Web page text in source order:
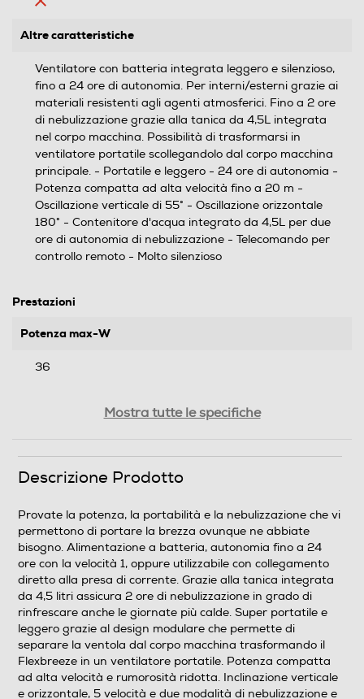
Altre caratteristiche
Ventilatore con batteria integrata leggero e silenzioso,
fino a 24 ore di autonomia. Per interni/esterni grazie ai
materiali resistenti agli agenti atmosferici. Fino a 2 ore
di nebulizzazione grazie alla tanica da 4,5L integrata
nel corpo macchina. Possibilità di trasformarsi in
ventilatore portatile scollegandolo dal corpo macchina
principale. - Portatile e leggero - 24 ore di autonomia -
Potenza compatta ad alta velocità fino a 20 m -
Oscillazione verticale di 55° - Oscillazione orizzontale
180° - Contenitore d'acqua integrato da 4,5L per due
ore di autonomia di nebulizzazione - Telecomando per
controllo remoto - Molto silenzioso
Prestazioni
Potenza max-W
36
Base oscillante
Spia di funzionamento
Altezza regolabile
Mostra tutte le specifiche
Descrizione Prodotto
Provate la potenza, la portabilità e la nebulizzazione che vi
permettono di portare la brezza ovunque ne abbiate
bisogno. Alimentazione a batteria, autonomia fino a 24
ore con la velocità 1, oppure utilizzabile con collegamento
diretto alla presa di corrente. Grazie alla tanica integrata
da 4,5 litri assicura 2 ore di nebulizzazione in grado di
rinfrescare anche le giornate più calde. Super portatile e
leggero grazie al design modulare che permette di
separare la ventola dal corpo macchina trasformando il
Flexbreeze in un ventilatore portatile. Potenza compatta
ad alta velocità e rumorosità ridotta. Inclinazione verticale
e orizzontale, 5 velocità e due modalità di nebulizzazione e